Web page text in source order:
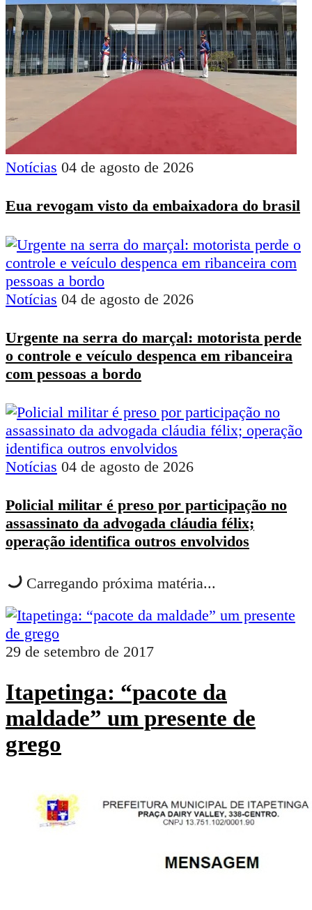
Notícias 04 de agosto de 2026
Eua revogam visto da embaixadora do brasil
Notícias 04 de agosto de 2026
Urgente na serra do marçal: motorista perde
o controle e veículo despenca em ribanceira
com pessoas a bordo
Notícias 04 de agosto de 2026
Policial militar é preso por participação no
assassinato da advogada cláudia félix;
operação identifica outros envolvidos
Carregando próxima matéria...
29 de setembro de 2017
Itapetinga: “pacote da
maldade” um presente de
grego